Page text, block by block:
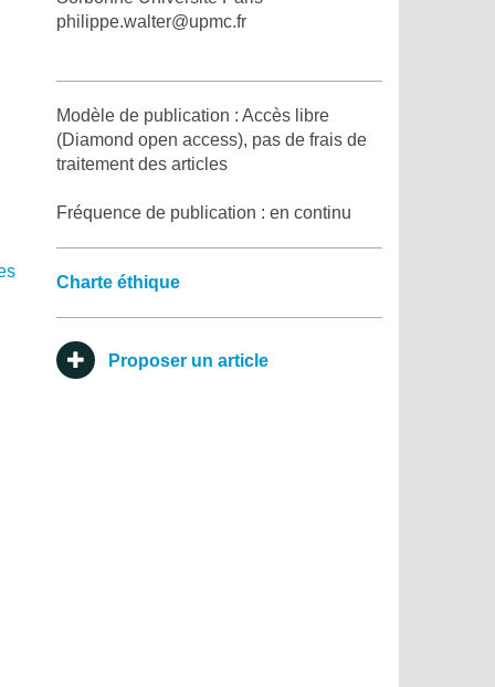
philippe.walter@upmc.fr
Modèle de publication : Accès libre
(Diamond open access), pas de frais de
traitement des articles
Fréquence de publication : en continu
Charte éthique
Proposer un article